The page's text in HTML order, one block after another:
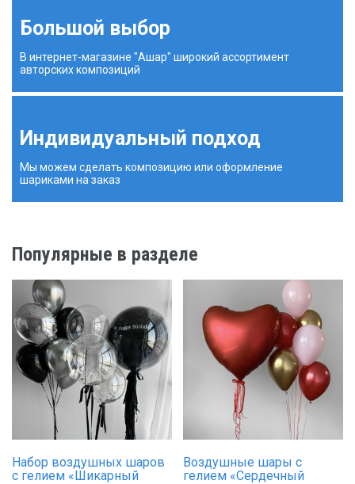
Большой выбор
В интернет-магазине "Ашар" широкий ассортимент
авторских композиций
Индивидуальный подход
Мы можем сделать композицию или оформление
шариками на заказ
Популярные в разделе
Набор воздушных шаров
с гелием «Шикарный
Воздушные шары с
гелием «Сердечный